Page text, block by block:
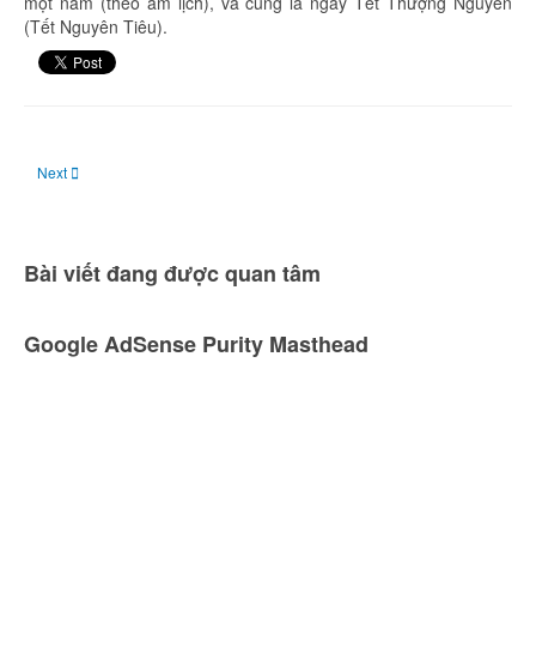
(Tết Nguyên Tiêu).
Next article: Ngày 10 tháng 2: Sao Thủy ở vị trí ly giác cực đại phía đông
Next
Bài viết đang được quan tâm
Google AdSense Purity Masthead